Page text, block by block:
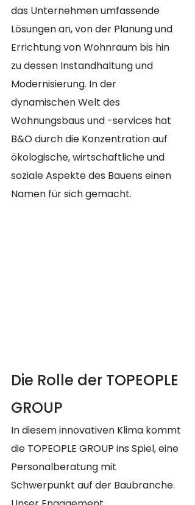
das Unternehmen umfassende
Lösungen an, von der Planung und
Errichtung von Wohnraum bis hin
zu dessen Instandhaltung und
Modernisierung. In der
dynamischen Welt des
Wohnungsbaus und -services hat
B&O durch die Konzentration auf
ökologische, wirtschaftliche und
soziale Aspekte des Bauens einen
Namen für sich gemacht.
Die Rolle der TOPEOPLE
GROUP
In diesem innovativen Klima kommt
die TOPEOPLE GROUP ins Spiel, eine
Personalberatung mit
Schwerpunkt auf der Baubranche.